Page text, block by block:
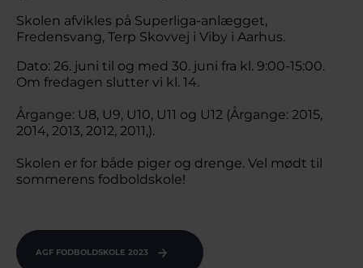
Skolen afvikles på Superliga-anlægget,
Fredensvang, Terp Skovvej i Viby i Aarhus.
Dato: 26. juni til og med 30. juni fra kl. 9:00-15:00.
Om fredagen slutter vi kl. 14.
Årgange: U8, U9, U10, U11 og U12 (Årgange: 2015,
2014, 2013, 2012, 2011,).
Skolen er for både piger og drenge. Vel mødt til
sommerens fodboldskole!
AGF FODBOLDSKOLE 2023